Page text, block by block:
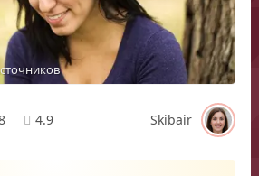
4.9 Skibair